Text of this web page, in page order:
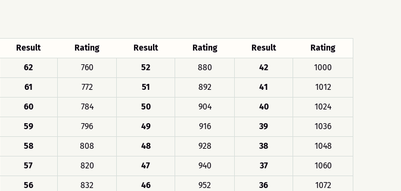
Result Rating Result Rating Result
Rating
62 760 52 880 42
1000
61 772 51 892 41
1012
60 784 50 904 40
1024
59 796 49 916 39
1036
58 808 48 928 38
1048
57 820 47 940 37
1060
56 832 46 952 36
1072